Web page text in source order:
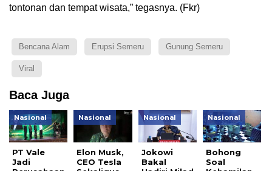
tontonan dan tempat wisata,” tegasnya. (Fkr)
Bencana Alam Erupsi Semeru Gunung Semeru
Viral
Baca Juga
Nasional
PT Vale
Jadi
Nasional
Elon Musk,
CEO Tesla
Nasional
Jokowi
Bakal
Nasional
Bohong
Soal